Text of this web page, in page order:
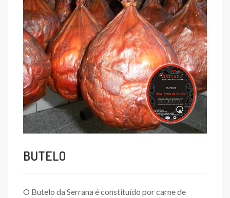
BUTELO
O Butelo da Serrana é constituído por carne de